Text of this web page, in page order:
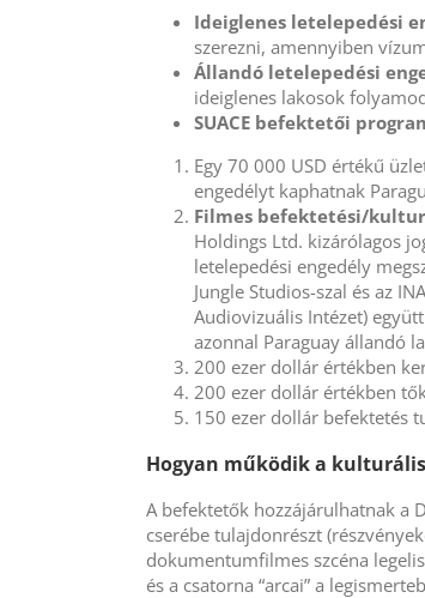
Ideiglenes letelepedési
szerezni, amennyiben
Állandó letelepedési
ideiglenes lakosok
SUACE befektetői
Egy 70 000 USD értékű
engedélyt kaphatnak
Filmes befektetési/
Holdings Ltd. kizárólagos
letelepedési engedély
Jungle Studios-szal és az
Audiovizuális Intézet)
azonnal Paraguay állandó
200 ezer dollár értékben
200 ezer dollár értékben
150 ezer dollár befektetés
Hogyan működik a
A befektetők hozzájárulhatnak a
cserébe tulajdonrészt
dokumentumfilmes szcéna
és a csatorna “arcai” a